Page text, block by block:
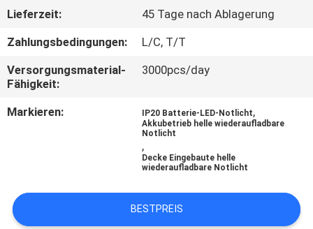
TRETEN
SIE
MIT
UNS
IN
SIE EIN
ZITAT
Lieferzeit:
45 Tage nach Ablagerung
Zahlungsbedingungen:
L/C, T/T
Versorgungsmaterial-
Fähigkeit:
3000pcs/day
Markieren: IP20 Batterie-LED-Notlicht,
Akkubetrieb helle wiederaufladbare
Notlicht
,
Decke Eingebaute helle
wiederaufladbare Notlicht
BESTPREIS